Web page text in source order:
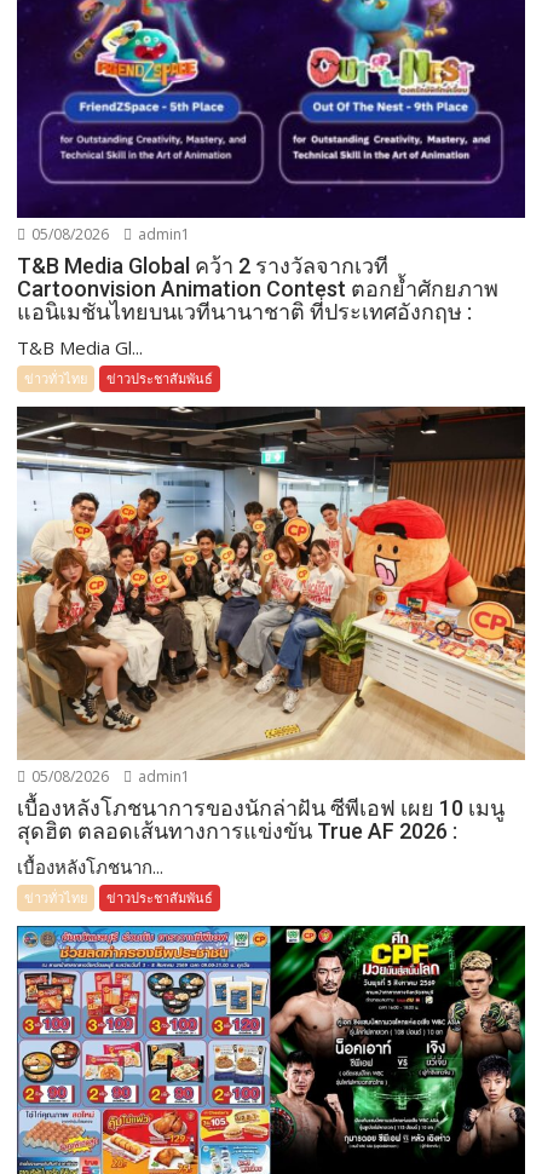
05/08/2026 admin1
T&B Media Global คว้า 2 รางวัลจากเวที
Cartoonvision Animation Contest ตอกย้ำศักยภาพ
แอนิเมชันไทยบนเวทีนานาชาติ ที่ประเทศอังกฤษ :
T&B Media Gl...
ข่าวทั่วไทย ข่าวประชาสัมพันธ์
05/08/2026 admin1
เบื้องหลังโภชนาการของนักล่าฝัน ซีพีเอฟ เผย 10 เมนู
สุดฮิต ตลอดเส้นทางการแข่งขัน True AF 2026 :
เบื้องหลังโภชนาก...
ข่าวทั่วไทย ข่าวประชาสัมพันธ์